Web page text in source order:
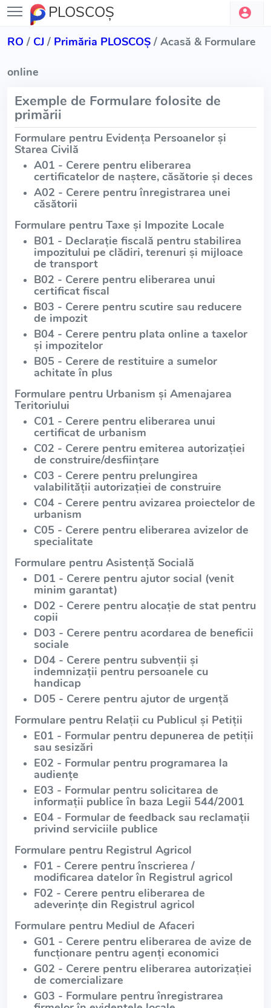
PLOSCOŞ
RO / CJ / Primăria PLOSCOŞ / Acasă & Formulare
online
Exemple de Formulare folosite de
primării
Formulare pentru Evidența Persoanelor și
Starea Civilă
A01 - Cerere pentru eliberarea
certificatelor de naștere, căsătorie și deces
A02 - Cerere pentru înregistrarea unei
căsătorii
Formulare pentru Taxe și Impozite Locale
B01 - Declarație fiscală pentru stabilirea
impozitului pe clădiri, terenuri și mijloace
de transport
B02 - Cerere pentru eliberarea unui
certificat fiscal
B03 - Cerere pentru scutire sau reducere
de impozit
B04 - Cerere pentru plata online a taxelor
și impozitelor
B05 - Cerere de restituire a sumelor
achitate în plus
Formulare pentru Urbanism și Amenajarea
Teritoriului
C01 - Cerere pentru eliberarea unui
certificat de urbanism
C02 - Cerere pentru emiterea autorizației
de construire/desființare
C03 - Cerere pentru prelungirea
valabilității autorizației de construire
C04 - Cerere pentru avizarea proiectelor de
urbanism
C05 - Cerere pentru eliberarea avizelor de
specialitate
Formulare pentru Asistență Socială
D01 - Cerere pentru ajutor social (venit
minim garantat)
D02 - Cerere pentru alocație de stat pentru
copii
D03 - Cerere pentru acordarea de beneficii
sociale
D04 - Cerere pentru subvenții și
indemnizații pentru persoanele cu
handicap
D05 - Cerere pentru ajutor de urgență
Formulare pentru Relații cu Publicul și Petiții
E01 - Formular pentru depunerea de petiții
sau sesizări
E02 - Formular pentru programarea la
audiențe
E03 - Formular pentru solicitarea de
informații publice în baza Legii 544/2001
E04 - Formular de feedback sau reclamații
privind serviciile publice
Formulare pentru Registrul Agricol
F01 - Cerere pentru înscrierea /
modificarea datelor în Registrul agricol
F02 - Cerere pentru eliberarea de
adeverințe din Registrul agricol
Formulare pentru Mediul de Afaceri
G01 - Cerere pentru eliberarea de avize de
funcționare pentru agenți economici
G02 - Cerere pentru eliberarea autorizației
de comercializare
G03 - Formulare pentru înregistrarea